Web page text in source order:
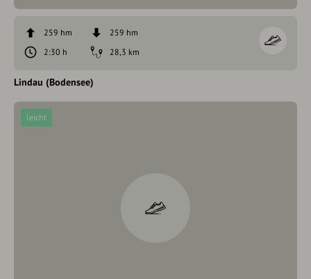
259 hm
259 hm
2:30 h
28,3 km
Lindau (Bodensee)
leicht